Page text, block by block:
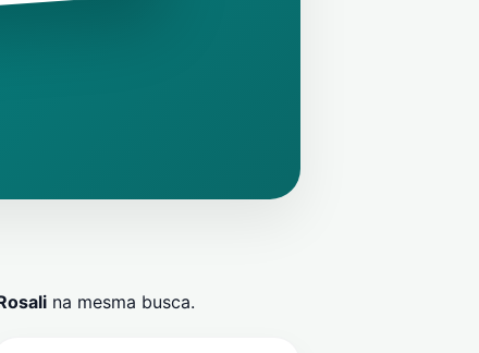
na mesma busca.